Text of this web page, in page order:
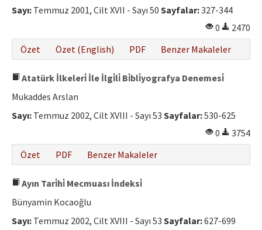
Sayı: Temmuz 2001, Cilt XVII - Sayı 50 Sayfalar:327-344
0
2470
Özet
Özet (English) PDF Benzer Makaleler
Atatürk İlkeleri̇ İle İlgi̇li̇ Bi̇bli̇yografya Denemesi̇
Mukaddes Arslan
Sayı: Temmuz 2002, Cilt XVIII - Sayı 53 Sayfalar:530-625
0
3754
Özet
PDF Benzer Makaleler
Ayın Tari̇hi̇ Mecmuası İndeksi̇
Bünyamin Kocaoğlu
Sayı: Temmuz 2002, Cilt XVIII - Sayı 53 Sayfalar:627-699